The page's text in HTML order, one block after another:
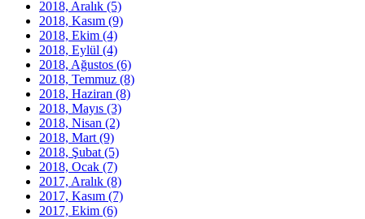
2018, Aralık (5)
2018, Kasım (9)
2018, Ekim (4)
2018, Eylül (4)
2018, Ağustos (6)
2018, Temmuz (8)
2018, Haziran (8)
2018, Mayıs (3)
2018, Nisan (2)
2018, Mart (9)
2018, Şubat (5)
2018, Ocak (7)
2017, Aralık (8)
2017, Kasım (7)
2017, Ekim (6)